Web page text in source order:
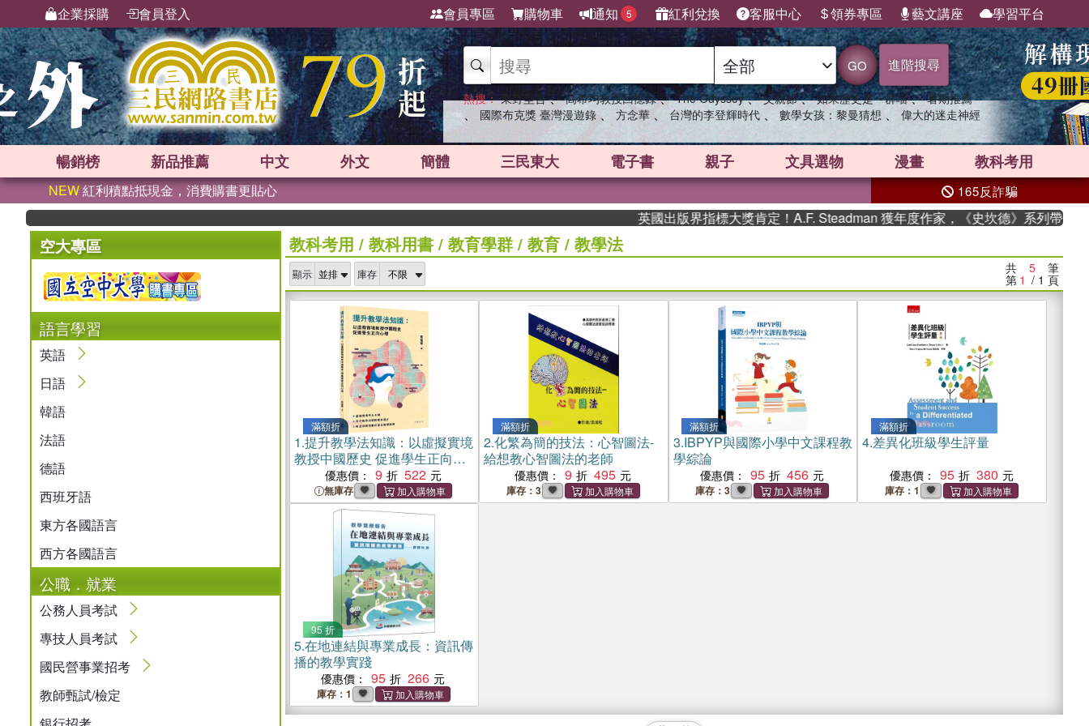
企業採購 會員登入 會員專區 購物車 通知 5 紅利兌換 客服中心 領券專區 藝文講座 學習平台
GO 進階搜尋
熱搜： 東野圭吾 、 高希均教授回憶錄 、 The Odyssey 、 父親節 、 如果歷史是一群喵 、 暑期推薦
、 國際布克獎 臺灣漫遊錄 、 方念華 、 台灣的李登輝時代 、 數學女孩：黎曼猜想 、 偉大的迷走神經
暢銷榜 新品推薦 中文 外文 簡體 三民東大 電子書 親子 文具選物 漫畫 教科考用
NEW紅利積點抵現金，消費購書更貼心 165反詐騙
英國出版界指標大獎肯定！A.F. Steadman 獲年度作家，《史坎德》系列帶你踏上熱
空大專區
語言學習
英語
日語
韓語
法語
德語
西班牙語
東方各國語言
西方各國語言
公職．就業
公務人員考試
專技人員考試
國民營事業招考
教師甄試/檢定
教科考用 / 教科用書/ 教育學群/ 教育/ 教學法
顯示 庫存 共 5 筆
第 1 / 1 頁
滿額折
1.提升教學法知識：以虛擬實境
教授中國歷史 促進學生正向心
優惠價： 9 522
無庫存
滿額折
2.化繁為簡的技法：心智圖法-
給想教心智圖法的老師
優惠價： 9 495
庫存：3
滿額折
3.IBPYP與國際小學中文課程教
學綜論
優惠價： 95 456
庫存：3
滿額折
4.差異化班級學生評量
優惠價： 95 380
庫存：1
95 折
5.在地連結與專業成長：資訊傳
播的教學實踐
優惠價： 95 266
庫存：1